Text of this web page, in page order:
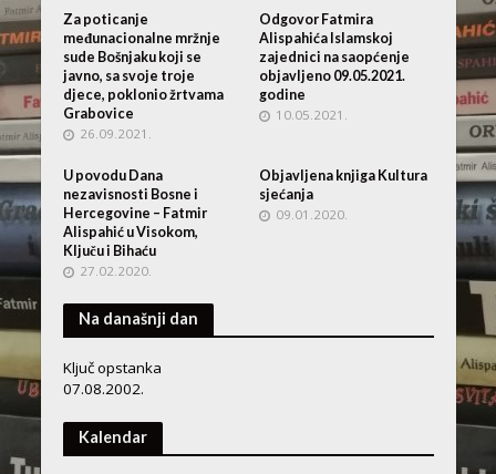
Za poticanje
međunacionalne mržnje
sude Bošnjaku koji se
javno, sa svoje troje
djece, poklonio žrtvama
Grabovice
26.09.2021.
Odgovor Fatmira
Alispahića Islamskoj
zajednici na saopćenje
objavljeno 09.05.2021.
godine
10.05.2021.
U povodu Dana
nezavisnosti Bosne i
Hercegovine – Fatmir
Alispahić u Visokom,
Ključu i Bihaću
27.02.2020.
Objavljena knjiga Kultura
sjećanja
09.01.2020.
Na današnji dan
Ključ opstanka
07.08.2002.
Kalendar